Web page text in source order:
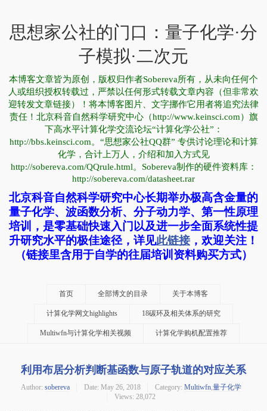
思想家公社的门口：量子化学·分
子模拟·二次元
本博客文章皆为原创，版权归作者Sobereva所有，从未向任何个
人或组织授权转载过，严禁以任何形式转载文章内容（但非常欢
迎转发文章链接）！将本博客图片、文字挪作它用者将追究法律
责任！北京科音自然科学研究中心（http://www.keinsci.com）旗
下高水平计算化学交流论坛“计算化学公社”：
http://bbs.keinsci.com。“思想家公社QQ群” 专供讨论理论和计算
化学，合计上万人，介绍和加入方式见
http://sobereva.com/QQrule.html。Sobereva制作的硬件资料库：
http://sobereva.com/datasheet.rar
北京科音自然科学研究中心长期举办极高含金量的
量子化学、波函数分析、分子动力学、第一性原理
培训，是零基础快速入门以及进一步全面系统性提
升研究水平的极佳途径，详见此链接，欢迎关注！
（链接里含用于自学的往届培训资料购买方式）
首页 全部博文的目录 关于本博客
计算化学网文highlights 18碳环及相关体系的研究
Multiwfn与计算化学相关视频 计算化学购机配置推荐
利用布居分析判断基函数与原子轨道的对应关系
Author: sobereva Date: May 26, 2018 Category: Multiwfn,量子化学
Views: 28,072